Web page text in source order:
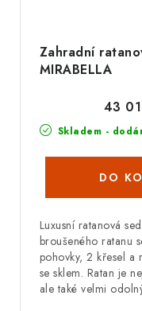
Zahradní
MIRABELLA
Skladem -
43
Luxusní ratanová
broušeného ratanu
pohovky, 2 křesel a
se sklem. Ratan je
ale také velmi